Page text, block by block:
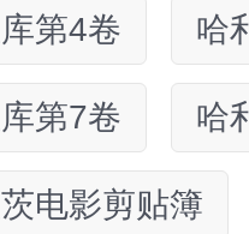
第4卷 哈
第7卷 哈
电影剪贴簿